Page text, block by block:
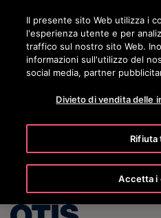
Premere Invio per passare al
United States (EN)
Il presente sito Web utilizza i
l'esperienza utente e per
traffico sul nostro sito Web.
informazioni sull'utilizzo del
social media, partner
Divieto di vendita delle
Accetta i